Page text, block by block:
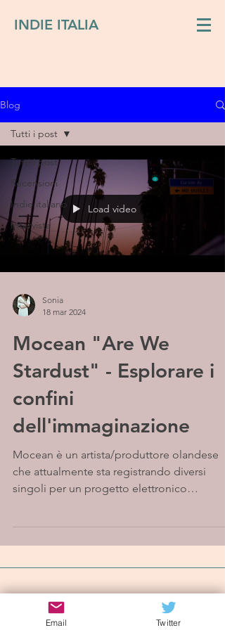
INDIE ITALIA
Blog
Tutti i post
Recensioni
Indie italiano
Interviste
Tutti i post
Load video
Sonia
18 mar 2024
Mocean "Are We
Stardust" - Esplorare i
confini
dell'immaginazione
Mocean è un artista/produttore olandese
che attualmente sta registrando diversi
singoli per un progetto elettronico
Iscriviti alla mailing list
Email Twitter